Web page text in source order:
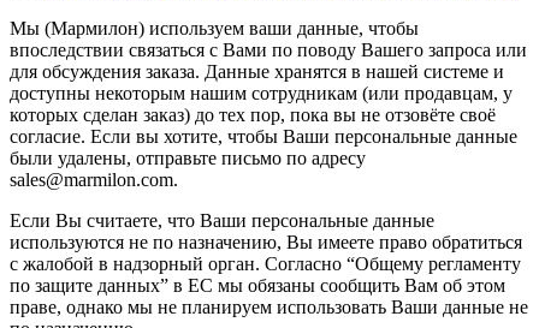
Мы (Мармилон) используем ваши данные, чтобы
впоследствии связаться с Вами по поводу Вашего запроса или
для обсуждения заказа. Данные хранятся в нашей системе и
доступны некоторым нашим сотрудникам (или продавцам, у
которых сделан заказ) до тех пор, пока вы не отзовёте своё
согласие. Если вы хотите, чтобы Ваши персональные данные
были удалены, отправьте письмо по адресу
sales@marmilon.com.
Если Вы считаете, что Ваши персональные данные
используются не по назначению, Вы имеете право обратиться
с жалобой в надзорный орган. Согласно “Общему регламенту
по защите данных” в ЕС мы обязаны сообщить Вам об этом
праве, однако мы не планируем использовать Ваши данные не